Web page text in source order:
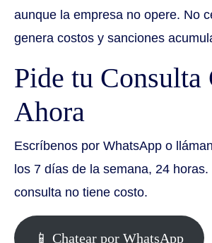
aunque la empresa no opere. No
genera costos y sanciones
Pide tu Consulta
Ahora
Escríbenos por WhatsApp o
los 7 días de la semana, 24
consulta no tiene costo.
📱 Chatear por WhatsApp